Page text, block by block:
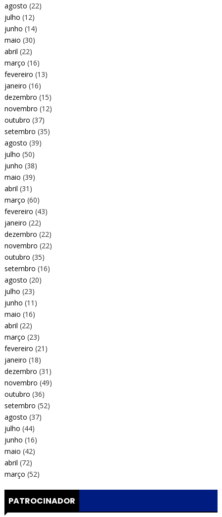
agosto (22)
julho (12)
junho (14)
maio (30)
abril (22)
março (16)
fevereiro (13)
janeiro (16)
dezembro (15)
novembro (12)
outubro (37)
setembro (35)
agosto (39)
julho (50)
junho (38)
maio (39)
abril (31)
março (60)
fevereiro (43)
janeiro (22)
dezembro (22)
novembro (22)
outubro (35)
setembro (16)
agosto (20)
julho (23)
junho (11)
maio (16)
abril (22)
março (23)
fevereiro (21)
janeiro (18)
dezembro (31)
novembro (49)
outubro (36)
setembro (52)
agosto (37)
julho (44)
junho (16)
maio (42)
abril (72)
março (52)
PATROCINADOR